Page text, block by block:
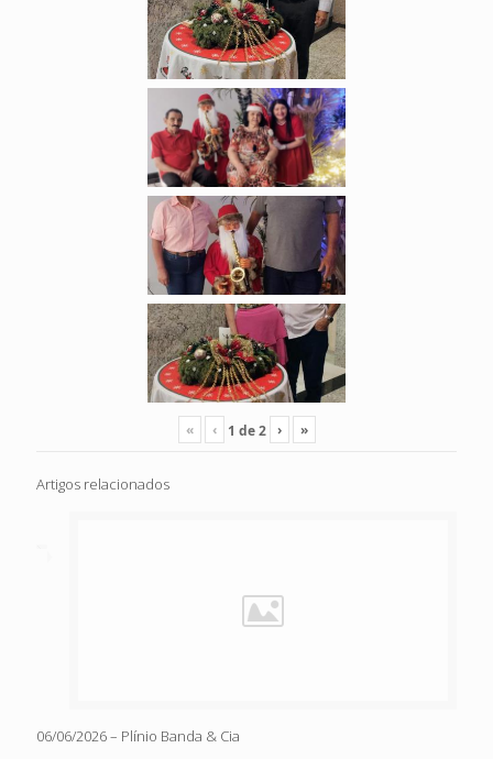
« ‹ 1 de2 › »
Artigos relacionados
06/06/2026 – Plínio Banda & Cia